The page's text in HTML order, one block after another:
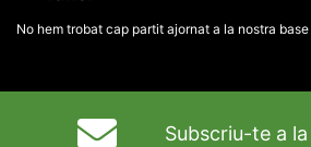
No hem trobat cap partit ajornat a la nostra
Subscriu-te a